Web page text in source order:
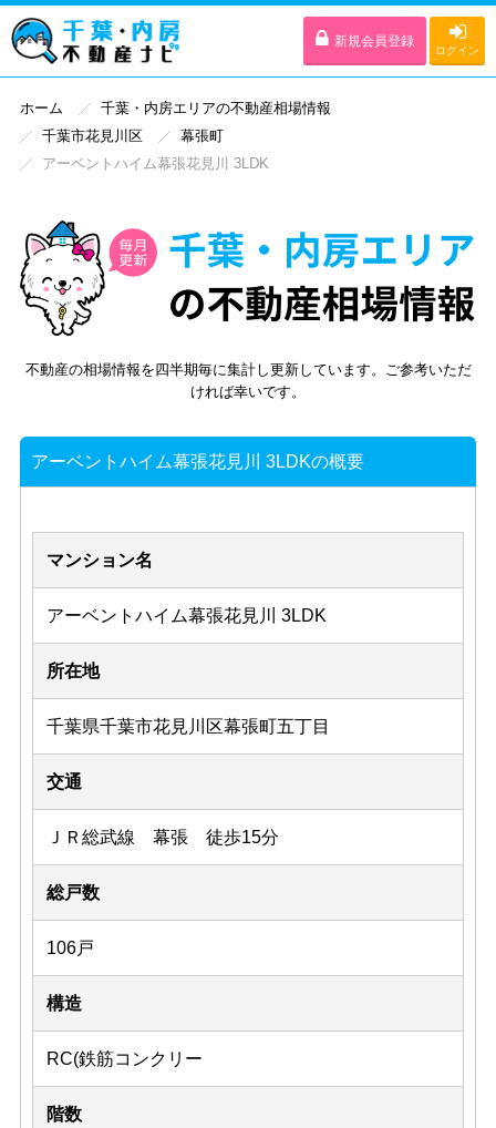
新規会員登録
ログイン
ホーム
千葉・内房エリアの不動産相場情報
千葉市花見川区
幕張町
アーベントハイム幕張花見川 3LDK
不動産の相場情報を四半期毎に集計し更新しています。ご参考いただ
ければ幸いです。
アーベントハイム幕張花見川 3LDKの概要
マンション名
アーベントハイム幕張花見川 3LDK
所在地
千葉県千葉市花見川区幕張町五丁目
交通
ＪＲ総武線 幕張 徒歩15分
総戸数
106戸
構造
RC(鉄筋コンクリー
階数